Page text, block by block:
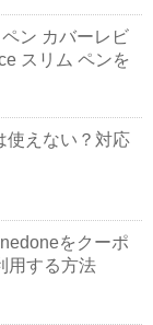
ペン カバーレビ
スリム ペンを
使えない？対応
をクーポ
用する方法